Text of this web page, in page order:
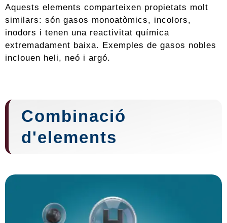
Aquests elements comparteixen propietats molt
similars: són gasos monoatòmics, incolors,
inodors i tenen una reactivitat química
extremadament baixa. Exemples de gasos nobles
inclouen heli, neó i argó.
Combinació
d'elements